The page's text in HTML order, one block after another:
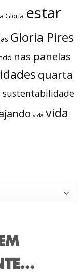
Gloria estar
Gloria Pires
nas panelas
quarta
sustentabilidade
vida vida